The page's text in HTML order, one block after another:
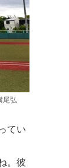
尾弘
てい
。彼